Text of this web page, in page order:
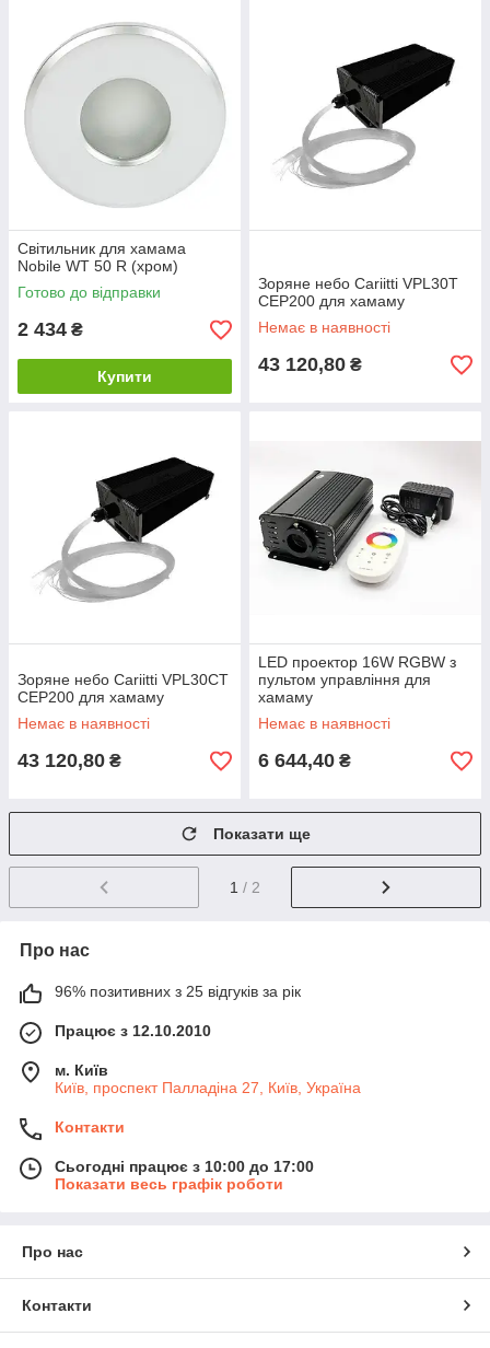
Світильник для хамама
Nobile WT 50 R (хром)
Готово до відправки
2 434 ₴
Купити
Зоряне небо Cariitti VPL30Т
СЕР200 для хамаму
Немає в наявності
43 120,80 ₴
Зоряне небо Cariitti VPL30СТ
СЕР200 для хамаму
Немає в наявності
43 120,80 ₴
LED проектор 16W RGBW з
пультом управління для
хамаму
Немає в наявності
6 644,40 ₴
Показати ще
1 / 2
Про нас
96% позитивних з 25 відгуків за рік
Працює з 12.10.2010
м. Київ
Київ, проспект Палладіна 27, Київ, Україна
Контакти
Сьогодні працює з 10:00 до 17:00
Показати весь графік роботи
Про нас
Контакти